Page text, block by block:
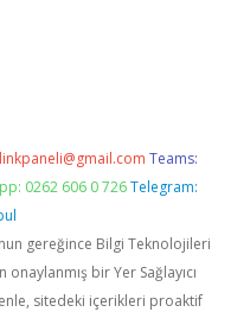
Teams:
0262 606 0 726 Telegram:
gereğince Bilgi Teknolojileri
bir Yer Sağlayıcı
sitedeki içerikleri proaktif